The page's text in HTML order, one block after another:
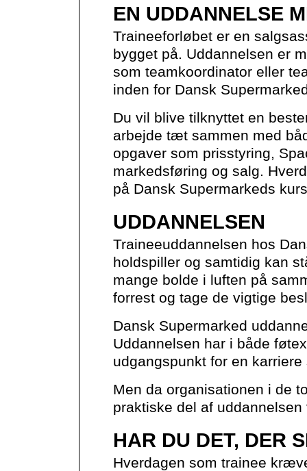
EN UDDANNELSE
Traineeforløbet er en
bygget på. Uddannelsen er
som teamkoordinator eller
inden for Dansk
Du vil blive tilknyttet en
arbejde tæt sammen med
opgaver som prisstyring,
markedsføring og salg.
på Dansk Supermarkeds
UDDANNELSEN
Traineeuddannelsen hos
holdspiller og samtidig kan
mange bolde i luften på
forrest og tage de vigtige
Dansk Supermarked
Uddannelsen har i både
udgangspunkt for en
Men da organisationen i de
praktiske del af
HAR DU DET, DER
Hverdagen som trainee